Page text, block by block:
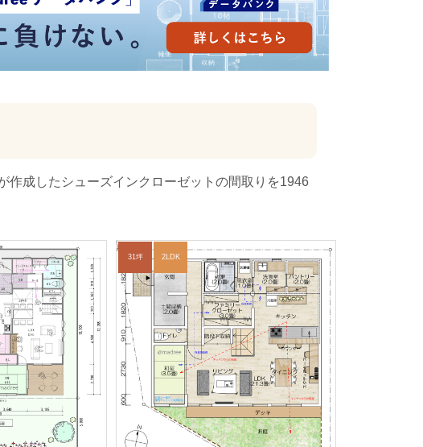
作成したシューズインクローゼットの間取りを1946
31坪 2LDK